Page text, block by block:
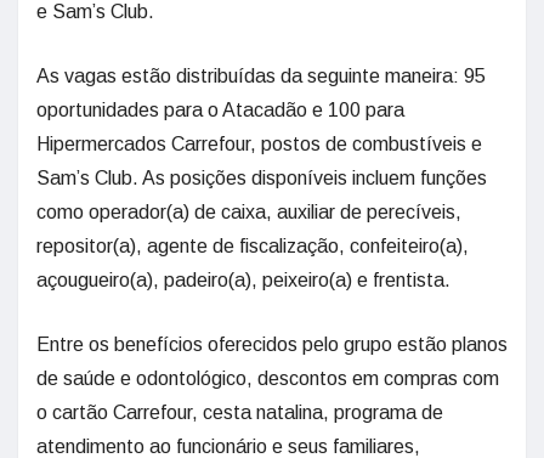
e Sam’s Club.
As vagas estão distribuídas da seguinte maneira: 95
oportunidades para o Atacadão e 100 para
Hipermercados Carrefour, postos de combustíveis e
Sam’s Club. As posições disponíveis incluem funções
como operador(a) de caixa, auxiliar de perecíveis,
repositor(a), agente de fiscalização, confeiteiro(a),
açougueiro(a), padeiro(a), peixeiro(a) e frentista.
Entre os benefícios oferecidos pelo grupo estão planos
de saúde e odontológico, descontos em compras com
o cartão Carrefour, cesta natalina, programa de
atendimento ao funcionário e seus familiares,